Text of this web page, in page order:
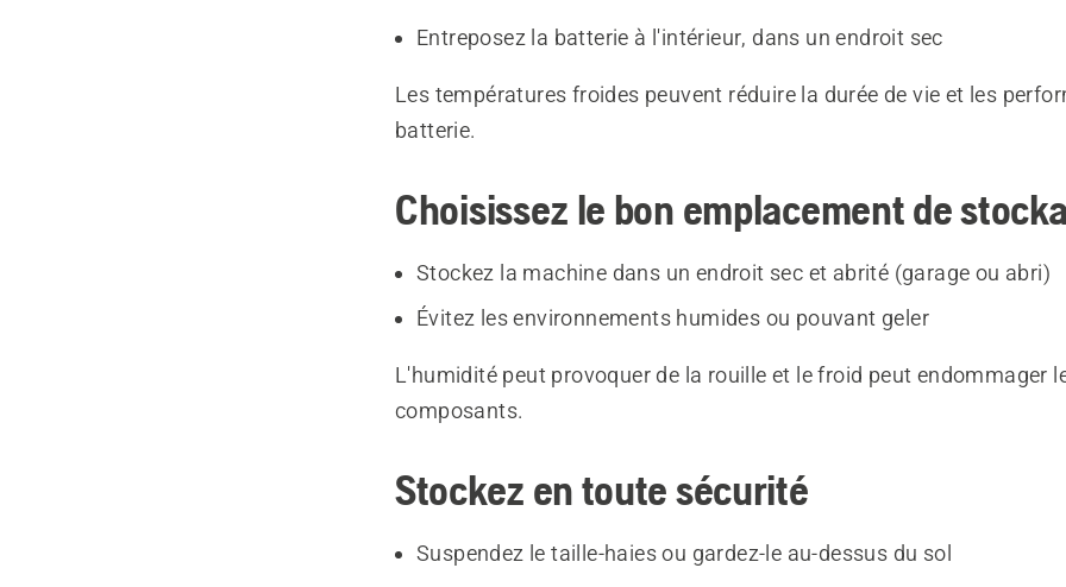
Entreposez la batterie à l'intérieur, dans un endroit sec
Les températures froides peuvent réduire la durée de vie et les
batterie.
Choisissez le bon emplacement de
Stockez la machine dans un endroit sec et abrité (garage ou abri)
Évitez les environnements humides ou pouvant geler
L'humidité peut provoquer de la rouille et le froid peut endommager
composants.
Stockez en toute sécurité
Suspendez le taille-haies ou gardez-le au-dessus du sol